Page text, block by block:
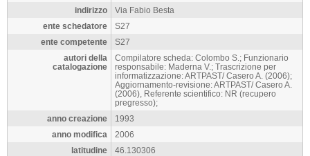
indirizzo
Via Fabio Besta
ente schedatore
S27
ente competente
S27
autori della
catalogazione
Compilatore scheda: Colombo S.; Funzionario
responsabile: Maderna V.; Trascrizione per
informatizzazione: ARTPAST/ Casero A. (2006);
Aggiornamento-revisione: ARTPAST/ Casero A.
(2006), Referente scientifico: NR (recupero
pregresso);
anno creazione
1993
anno modifica
2006
latitudine
46.130306